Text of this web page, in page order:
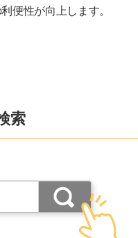
便性が向上します。
索